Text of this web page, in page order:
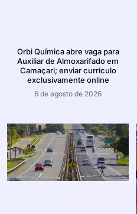
Orbi Química abre vaga para
Auxiliar de Almoxarifado em
Camaçari; enviar currículo
exclusivamente online
6 de agosto de 2026